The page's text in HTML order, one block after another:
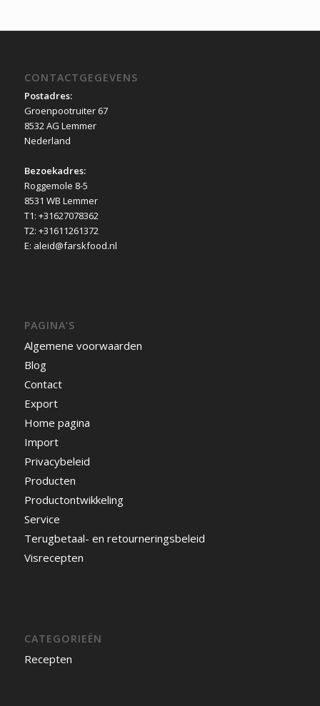
CONTACTGEGEVENS
Postadres:
Groenpootruiter 67
8532 AG Lemmer
Nederland
Bezoekadres:
Roggemole 8-5
8531 WB Lemmer
T1: +31627078362
T2: +31611261372
E: aleid@farskfood.nl
PAGINA’S
Algemene voorwaarden
Blog
Contact
Export
Home pagina
Import
Privacybeleid
Producten
Productontwikkeling
Service
Terugbetaal- en retourneringsbeleid
Visrecepten
CATEGORIEËN
Recepten